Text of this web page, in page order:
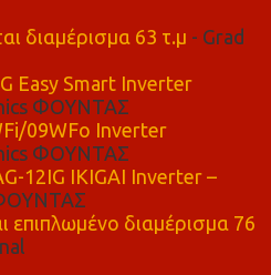
διαμέρισμα 63 τ.μ - Grad
Easy Smart Inverter
ΦΟΥΝΤΑΣ
09WFo Inverter
ΦΟΥΝΤΑΣ
12IG IKIGAI Inverter –
επιπλωμένο διαμέρισμα 76